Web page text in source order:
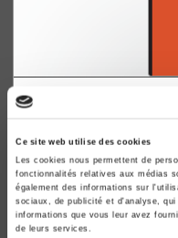
Ce site web utilise des cookies
Les cookies nous permettent de
fonctionnalités relatives aux médias
également des informations sur
sociaux, de publicité et d'analyse,
informations que vous leur avez
de leurs services.
Métropoles en
Dominique Lorrain